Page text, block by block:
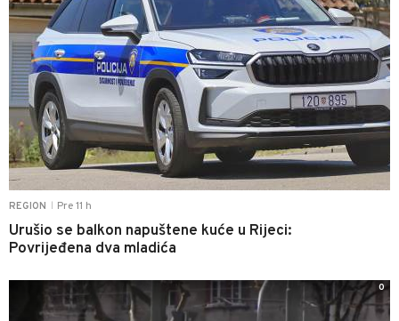
REGION Pre 11 h
Urušio se balkon napuštene kuće u Rijeci:
Povrijeđena dva mladića
0